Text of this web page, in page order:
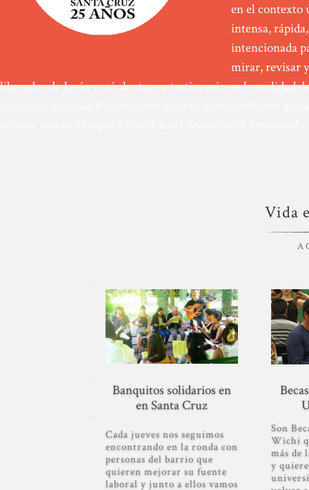
en el contexto
intensa,
intencionada
mirar, revisar
liberador de Jesús y así alentar su testimonio en la realidad
Vida
A
Banquitos solidarios en
en Santa Cruz
Cada jueves nos seguimos
encontrando en la ronda con
personas del barrio que
quieren mejorar su fuente
laboral y junto a ellos vamos
Son
Wichi
más de
y